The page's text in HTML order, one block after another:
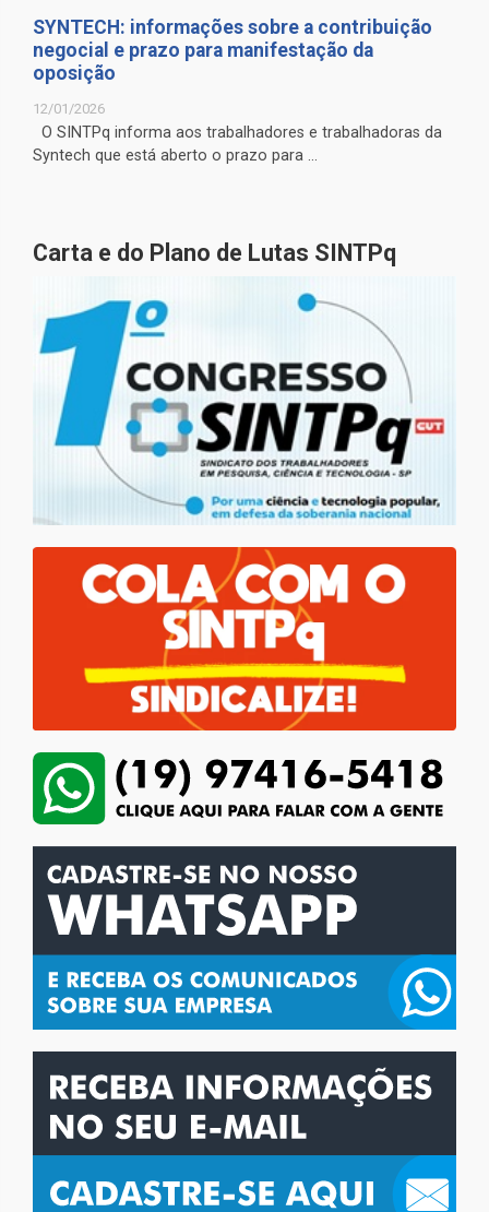
SYNTECH: informações sobre a contribuição
negocial e prazo para manifestação da
oposição
12/01/2026
O SINTPq informa aos trabalhadores e trabalhadoras da
Syntech que está aberto o prazo para ...
Carta e do Plano de Lutas SINTPq